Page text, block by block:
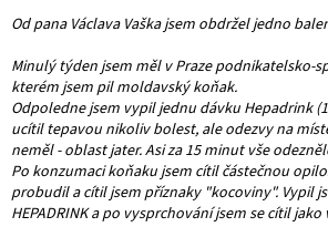
Od pana Václava Vaška jsem obdržel jedno
Minulý týden jsem měl v Praze podnikatelsko-
kterém jsem pil moldavský koňak.
Odpoledne jsem vypil jednu dávku Hepadrink
ucítil tepavou nikoliv bolest, ale odezvy na
neměl - oblast jater. Asi za 15 minut vše
Po konzumaci koňaku jsem cítil částečnou
probudil a cítil jsem příznaky "kocoviny". Vypil
HEPADRINK a po vysprchování jsem se cítil